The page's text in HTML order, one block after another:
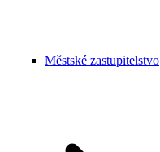
Městské zastupitelstvo